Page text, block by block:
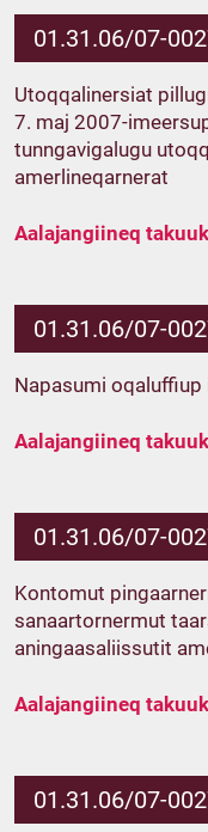
01.31.06/07-
Utoqqalinersiat
7. maj 2007-
tunngavigalugu
amerlineqarnerat
Aalajangiineq takuuk
01.31.06/07-
Napasumi
Aalajangiineq takuuk
01.31.06/07-
Kontomut
sanaartornermut
aningaasaliissutit
Aalajangiineq takuuk
01.31.06/07-